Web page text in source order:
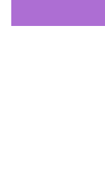
トピックス一覧